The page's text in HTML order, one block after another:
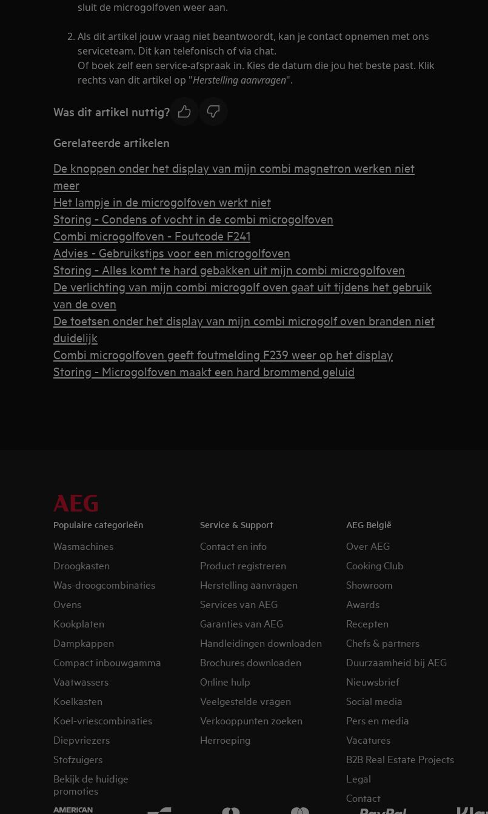
sluit de microgolfoven weer aan.
Als dit artikel jouw vraag niet beantwoordt, kan je contact opnemen met ons
serviceteam. Dit kan telefonisch of via chat.
Of boek zelf een service-afspraak in. Kies de datum die jou het beste past. Klik
rechts van dit artikel op "Herstelling aanvragen".
Was dit artikel nuttig?
Gerelateerde artikelen
De knoppen onder het display van mijn combi magnetron werken niet
meer
Het lampje in de microgolfoven werkt niet
Storing - Condens of vocht in de combi microgolfoven
Combi microgolfoven - Foutcode F241
Advies - Gebruikstips voor een microgolfoven
Storing - Alles komt te hard gebakken uit mijn combi microgolfoven
De verlichting van mijn combi microgolf oven gaat uit tijdens het gebruik
van de oven
De toetsen onder het display van mijn combi microgolf oven branden niet
duidelijk
Combi microgolfoven geeft foutmelding F239 weer op het display
Storing - Microgolfoven maakt een hard brommend geluid
Populaire categorieën
Wasmachines
Droogkasten
Was-droogcombinaties
Ovens
Kookplaten
Dampkappen
Compact inbouwgamma
Vaatwassers
Koelkasten
Koel-vriescombinaties
Diepvriezers
Stofzuigers
Bekijk de huidige
promoties
Service & Support
Contact en info
Product registreren
Herstelling aanvragen
Services van AEG
Garanties van AEG
Handleidingen downloaden
Brochures downloaden
Online hulp
Veelgestelde vragen
Verkooppunten zoeken
Herroeping
AEG België
Over AEG
Cooking Club
Showroom
Awards
Recepten
Chefs & partners
Duurzaamheid bij AEG
Nieuwsbrief
Social media
Pers en media
Vacatures
B2B Real Estate Projects
Legal
Contact